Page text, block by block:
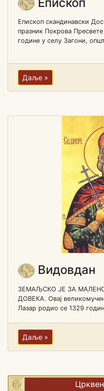
Епископ скандинавски
празник Покрова
године у селу Загони,
Даље »
Видовдан
ЗЕМАЉСКО ЈЕ ЗА
ДОВЕКА. Овај
Лазар родио се 1329
Даље »